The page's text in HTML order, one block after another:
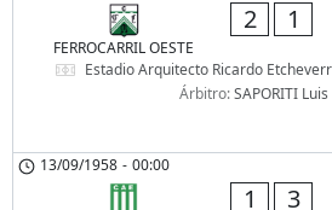
FERROCARRIL OESTE
2 1
Estadio Arquitecto Ricardo Etcheverri
Árbitro:SAPORITI
13/09/1958 - 00:00
1 3